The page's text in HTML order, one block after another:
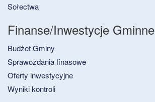
Sołectwa
Finanse/Inwestycje Gminne
Budżet Gminy
Sprawozdania finasowe
Oferty inwestycyjne
Wyniki kontroli